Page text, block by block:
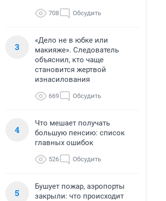
708 Обсудить
3
«Дело не в юбке или
макияже». Следователь
объяснил, кто чаще
становится жертвой
изнасилования
669 Обсудить
4
Что мешает получать
большую пенсию: список
главных ошибок
526 Обсудить
5
Бушует пожар, аэропорты
закрыли: что происходит